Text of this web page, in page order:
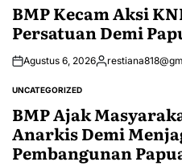
BMP Kecam Aksi
Persatuan Demi
Agustus 6, 2026Posted
POSTED
UNCATEGORIZED
BMP Ajak
Anarkis Demi
Pembangunan